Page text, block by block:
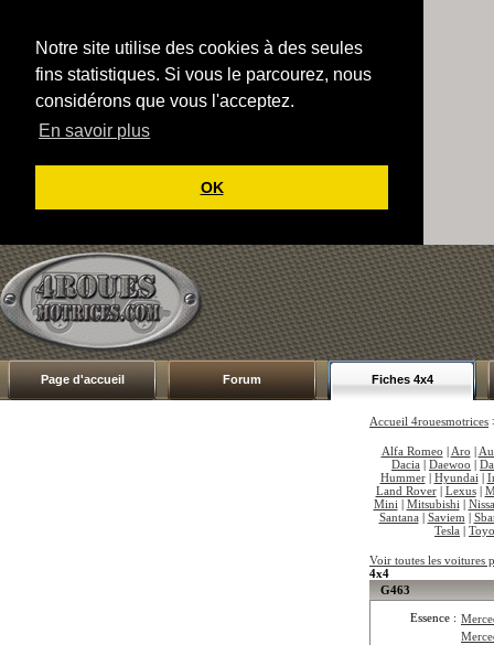
Notre site utilise des cookies à des seules
fins statistiques. Si vous le parcourez, nous
considérons que vous l'acceptez.
En savoir plus
OK
Page d'accueil Forum Fiches 4x4
Accueil 4rouesmotrices
Alfa Romeo | Aro |
Dacia | Daewoo |
Hummer| Hyundai |
Land Rover| Lexus|
Mini | Mitsubishi |
Santana | Saviem |
Tesla |
Voir toutes les voitures
4x4
G463
Essence :